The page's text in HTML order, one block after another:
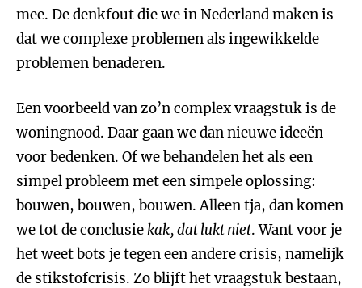
mee. De denkfout die we in Nederland maken is
dat we complexe problemen als ingewikkelde
problemen benaderen.
Een voorbeeld van zo’n complex vraagstuk is de
woningnood. Daar gaan we dan nieuwe ideeën
voor bedenken. Of we behandelen het als een
simpel probleem met een simpele oplossing:
bouwen, bouwen, bouwen. Alleen tja, dan komen
we tot de conclusiekak, dat lukt niet. Want voor je
het weet bots je tegen een andere crisis, namelijk
de stikstofcrisis. Zo blijft het vraagstuk bestaan,